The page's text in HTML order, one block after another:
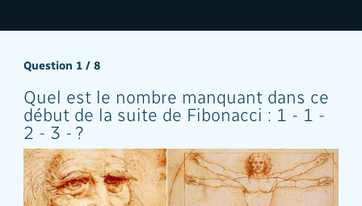
Question 1 / 8
Quel est le nombre manquant dans ce
début de la suite de Fibonacci : 1 - 1 -
2 - 3 - ?